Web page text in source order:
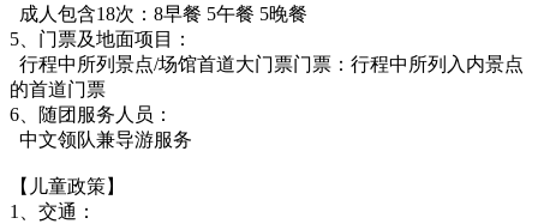
成人包含18次：8早餐 5午餐 5晚餐
5、门票及地面项目：
行程中所列景点/场馆首道大门票门票：行程中所列入内景点
的首道门票
6、随团服务人员：
中文领队兼导游服务
【儿童政策】
1、交通：